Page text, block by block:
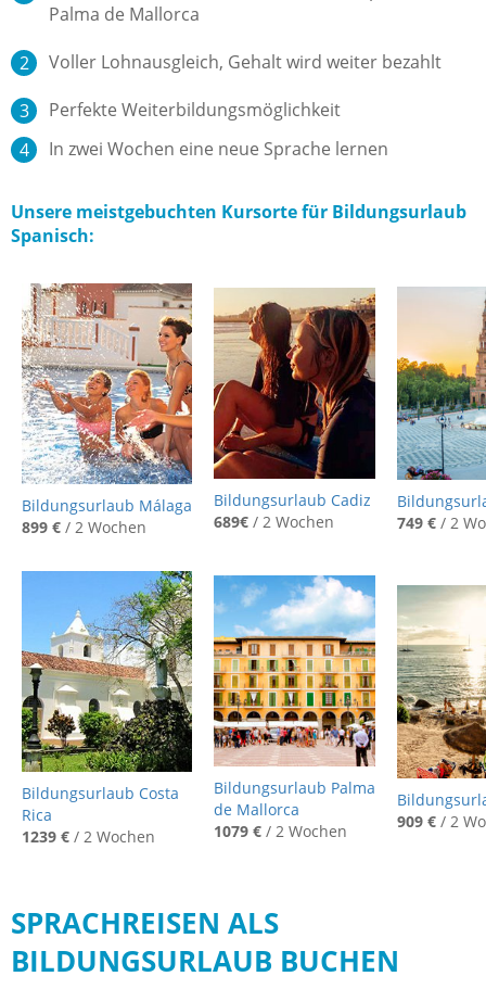
Palma de Mallorca
Voller Lohnausgleich, Gehalt wird weiter bezahlt
Perfekte Weiterbildungsmöglichkeit
In zwei Wochen eine neue Sprache lernen
Unsere meistgebuchten Kursorte für Bildungsurlaub
Spanisch:
Bildungsurlaub Málaga
899 € / 2 Wochen
Bildungsurlaub Cadiz
689€ / 2 Wochen
749 € / 2
Bildungsurlaub Costa
Rica
1239 € / 2 Wochen
Bildungsurlaub Palma
de Mallorca
1079 € / 2 Wochen
909 € / 2
SPRACHREISEN ALS
BILDUNGSURLAUB BUCHEN